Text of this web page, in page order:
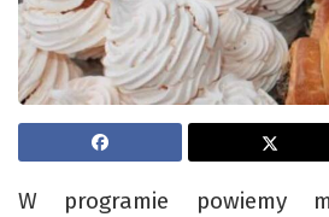
W programie powiemy